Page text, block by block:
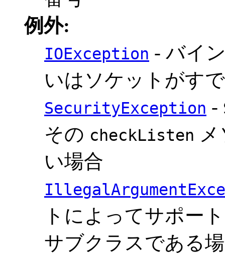
例外:
IOException - バイ
いはソケットがす
SecurityException -
その checkListen
い場合
トによってサポー
サブクラスである